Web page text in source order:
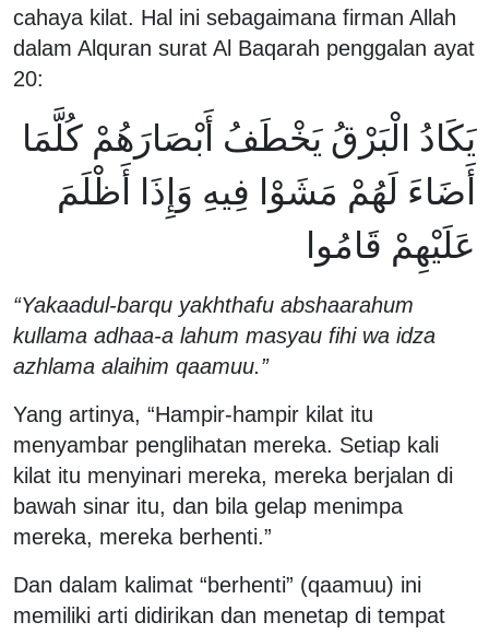
cahaya kilat. Hal ini sebagaimana firman Allah
dalam Alquran surat Al Baqarah penggalan ayat
20:
يَكَادُ الْبَرْقُ يَخْطَفُ أَبْصَارَهُمْ كُلَّمَا
أَضَاءَ لَهُمْ مَشَوْا فِيهِ وَإِذَا أَظْلَمَ
عَلَيْهِمْ قَامُوا
“Yakaadul-barqu yakhthafu abshaarahum
kullama adhaa-a lahum masyau fihi wa idza
azhlama alaihim qaamuu.”
Yang artinya, “Hampir-hampir kilat itu
menyambar penglihatan mereka. Setiap kali
kilat itu menyinari mereka, mereka berjalan di
bawah sinar itu, dan bila gelap menimpa
mereka, mereka berhenti.”
Dan dalam kalimat “berhenti” (qaamuu) ini
memiliki arti didirikan dan menetap di tempat